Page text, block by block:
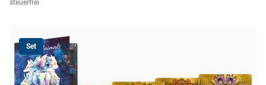
steuerfrei
Set